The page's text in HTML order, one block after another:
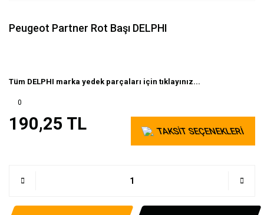
Peugeot Partner Rot Başı DELPHI
Tüm DELPHI marka yedek parçaları için tıklayınız...
0
190,25 TL TAKSİT SEÇENEKLERİ